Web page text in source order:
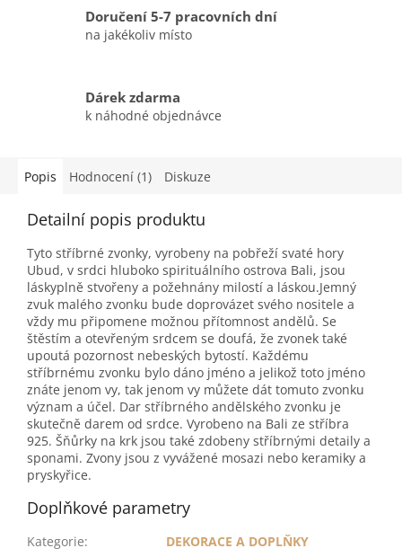
Doručení 5-7 pracovních dní
na jakékoliv místo
Dárek zdarma
k náhodné objednávce
Popis Hodnocení (1) Diskuze
Detailní popis produktu
Tyto stříbrné zvonky, vyrobeny na pobřeží svaté hory
Ubud, v srdci hluboko spirituálního ostrova Bali, jsou
láskyplně stvořeny a požehnány milostí a láskou.Jemný
zvuk malého zvonku bude doprovázet svého nositele a
vždy mu připomene možnou přítomnost andělů. Se
štěstím a otevřeným srdcem se doufá, že zvonek také
upoutá pozornost nebeských bytostí. Každému
stříbrnému zvonku bylo dáno jméno a jelikož toto jméno
znáte jenom vy, tak jenom vy můžete dát tomuto zvonku
význam a účel. Dar stříbrného andělského zvonku je
skutečně darem od srdce. Vyrobeno na Bali ze stříbra
925. Šňůrky na krk jsou také zdobeny stříbrnými detaily a
sponami. Zvony jsou z vyvážené mosazi nebo keramiky a
pryskyřice.
Doplňkové parametry
Kategorie:
DEKORACE A DOPLŇKY